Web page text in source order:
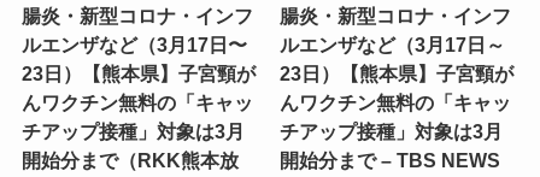
腸炎・新型コロナ・インフ
ルエンザなど（3月17日〜
23日）【熊本県】子宮頸が
んワクチン無料の「キャッ
チアップ接種」対象は3月
開始分まで（RKK熊本放
腸炎・新型コロナ・インフ
ルエンザなど（3月17日～
23日）【熊本県】子宮頸が
んワクチン無料の「キャッ
チアップ接種」対象は3月
開始分まで – TBS NEWS